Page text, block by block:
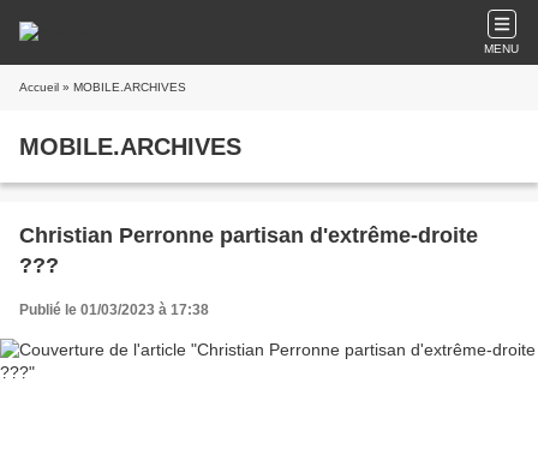
MENU
Accueil » MOBILE.ARCHIVES
MOBILE.ARCHIVES
Christian Perronne partisan d'extrême-droite
???
Publié le 01/03/2023 à 17:38